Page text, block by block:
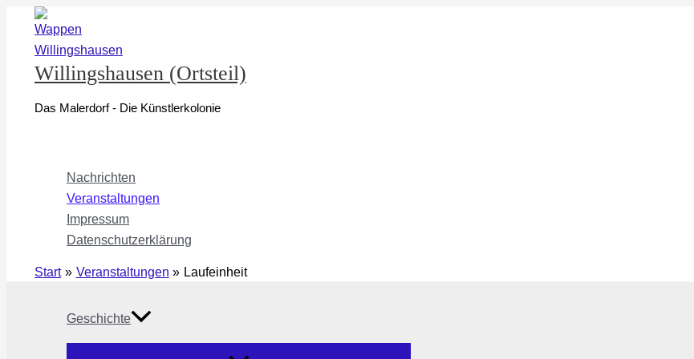
Inhalt
springen
Willingshausen (Ortsteil)
Das Malerdorf - Die Künstlerkolonie
Nachrichten
Veranstaltungen
Impressum
Datenschutzerklärung
Start Veranstaltungen Laufeinheit
Geschichte